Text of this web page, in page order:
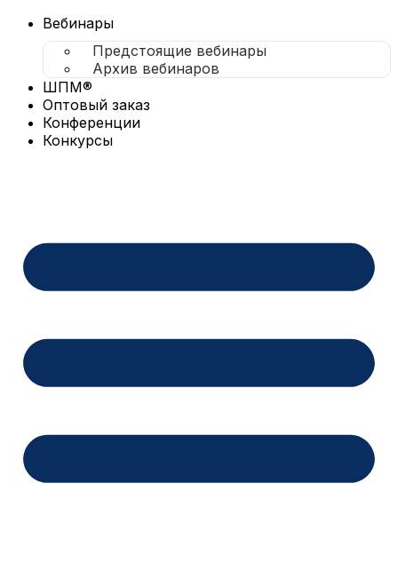
Вебинары
Предстоящие вебинары
Архив вебинаров
ШПМ®
Оптовый заказ
Конференции
Конкурсы